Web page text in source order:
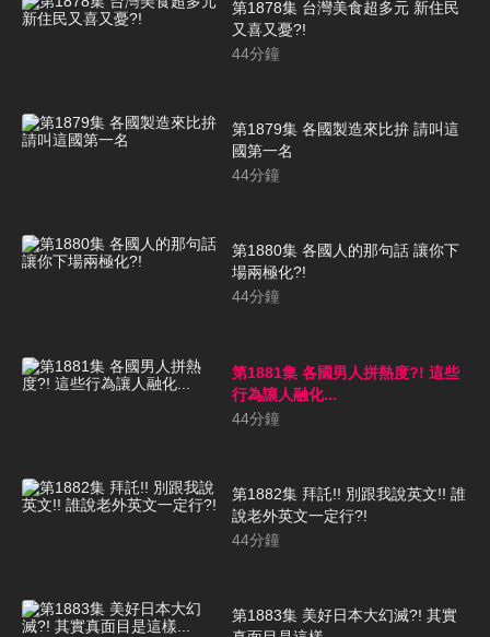
第1878集 台灣美食超多元 新住民
又喜又憂?!
44分鐘
第1879集 各國製造來比拚 請叫這
國第一名
44分鐘
第1880集 各國人的那句話 讓你下
場兩極化?!
44分鐘
第1881集 各國男人拼熱度?! 這些
行為讓人融化...
44分鐘
第1882集 拜託!! 別跟我說英文!! 誰
說老外英文一定行?!
44分鐘
第1883集 美好日本大幻滅?! 其實